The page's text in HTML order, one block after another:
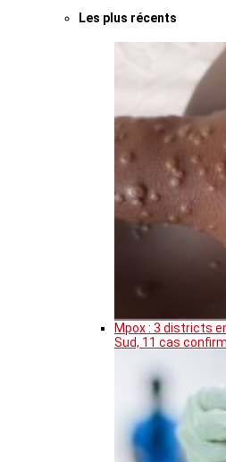
Les plus récents
Mpox : 3 districts
Sud, 11 cas